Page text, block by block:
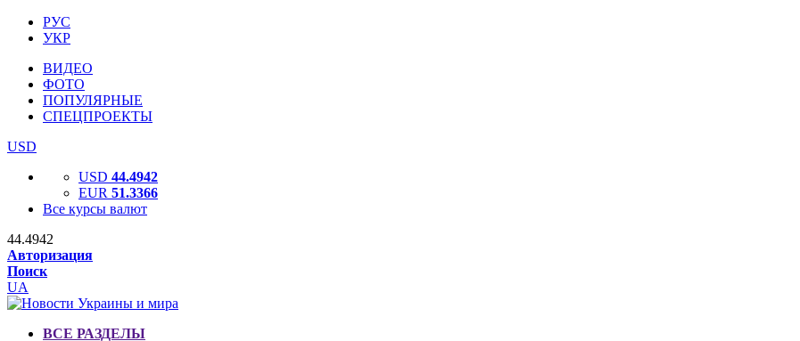
РУС
УКР
ВИДЕО
ФОТО
ПОПУЛЯРНЫЕ
СПЕЦПРОЕКТЫ
USD
USD 44.4942
EUR 51.3366
Все курсы валют
44.4942
Авторизация
Поиск
UA
ВСЕ РАЗДЕЛЫ